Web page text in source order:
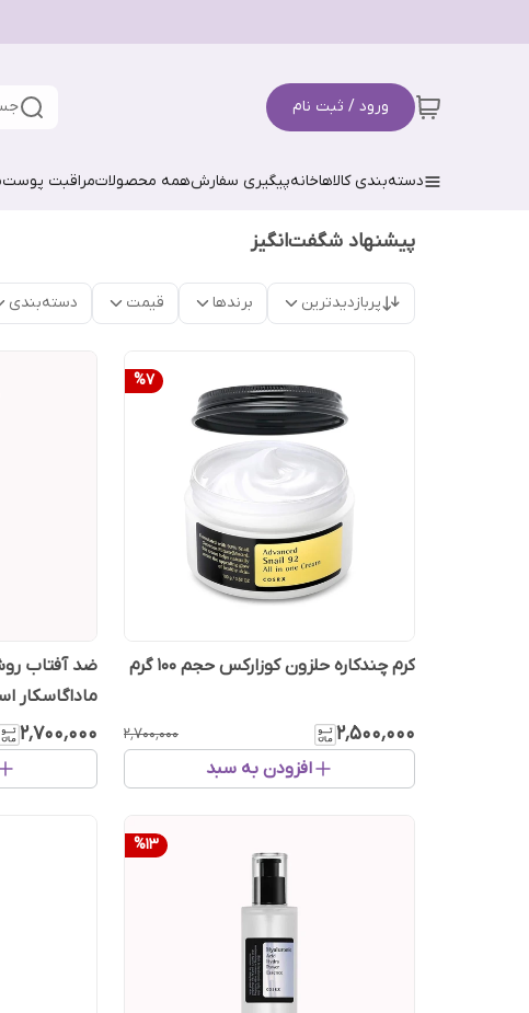
ورود / ثبت نام
دسته‌بندی کالاهاخانهپیگیری سفارشهمه محصولاتمراقبت پوست
پیشنهاد شگفت‌انگیز
پربازدیدترین برندها قیمت دسته‌بندی
%7
کرم چندکاره حلزون کوزارکس حجم 100 گرم
۲٬۵۰۰٬۰۰۰ ۲٬۷۰۰٬۰۰۰
افزودن به سبد
ضد آفتاب
ماداگاسکار
۲٬۷۰۰٬۰۰۰
%13